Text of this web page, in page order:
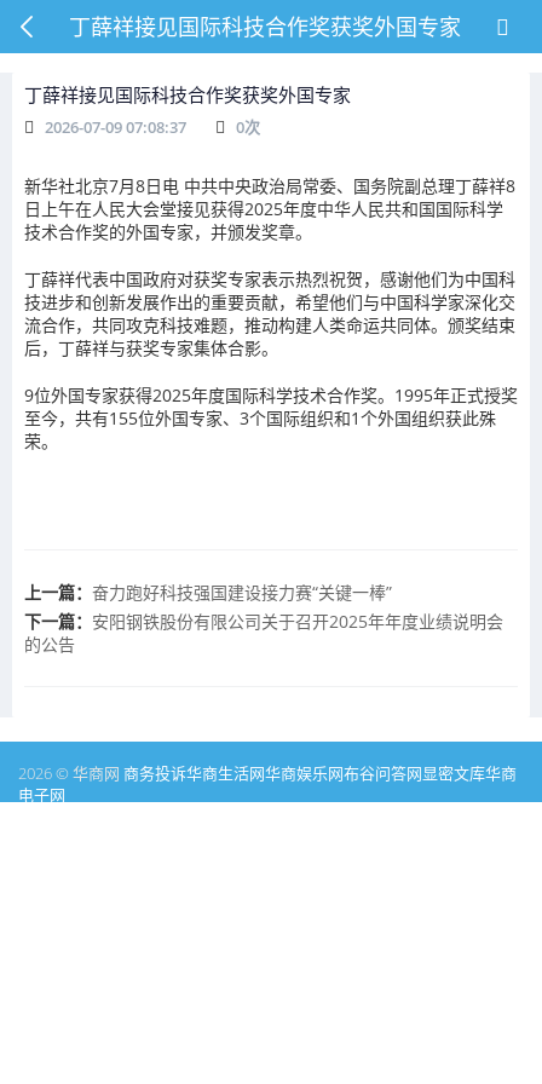
丁薛祥接见国际科技合作奖获奖外国专家
丁薛祥接见国际科技合作奖获奖外国专家
2026-07-09 07:08:37 0次
新华社北京7月8日电 中共中央政治局常委、国务院副总理丁薛祥8
日上午在人民大会堂接见获得2025年度中华人民共和国国际科学
技术合作奖的外国专家，并颁发奖章。
丁薛祥代表中国政府对获奖专家表示热烈祝贺，感谢他们为中国科
技进步和创新发展作出的重要贡献，希望他们与中国科学家深化交
流合作，共同攻克科技难题，推动构建人类命运共同体。颁奖结束
后，丁薛祥与获奖专家集体合影。
9位外国专家获得2025年度国际科学技术合作奖。1995年正式授奖
至今，共有155位外国专家、3个国际组织和1个外国组织获此殊
荣。
上一篇： 奋力跑好科技强国建设接力赛“关键一棒”
下一篇： 安阳钢铁股份有限公司关于召开2025年年度业绩说明会
的公告
2026 © 华商网 商务投诉华商生活网华商娱乐网布谷问答网显密文库华商
电子网